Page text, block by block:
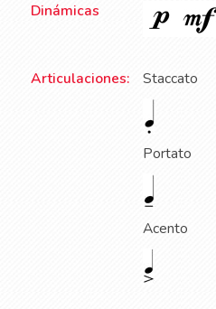
Dinámicas
Articulaciones: Staccato
Portato
Acento